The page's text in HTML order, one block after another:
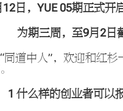
12日，YUE 05期正式开
为期三周，至9月2日
同道中人”，欢迎和红杉
1 什么样的创业者可以